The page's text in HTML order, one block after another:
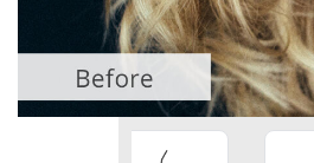
AI Training
Editing Services